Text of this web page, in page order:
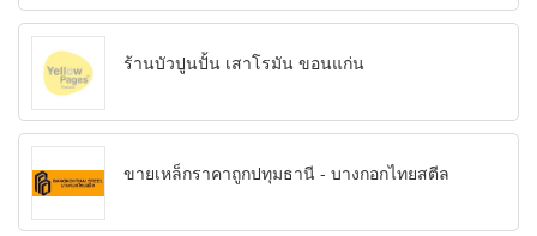
ร้านบัวปูนปั้น เสาโรมัน ขอนแก่น
ขายเหล็กราคาถูกปทุมธานี - บางกอกไทยสตีล